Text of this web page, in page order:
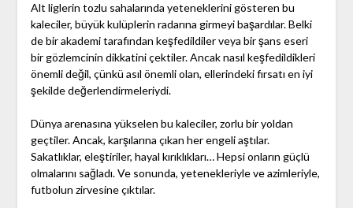
Alt liglerin tozlu sahalarında yeteneklerini gösteren bu
kaleciler, büyük kulüplerin radarına girmeyi başardılar. Belki
de bir akademi tarafından keşfedildiler veya bir şans eseri
bir gözlemcinin dikkatini çektiler. Ancak nasıl keşfedildikleri
önemli değil, çünkü asıl önemli olan, ellerindeki fırsatı en iyi
şekilde değerlendirmeleriydi.
Dünya arenasına yükselen bu kaleciler, zorlu bir yoldan
geçtiler. Ancak, karşılarına çıkan her engeli aştılar.
Sakatlıklar, eleştiriler, hayal kırıklıkları… Hepsi onların güçlü
olmalarını sağladı. Ve sonunda, yetenekleriyle ve azimleriyle,
futbolun zirvesine çıktılar.